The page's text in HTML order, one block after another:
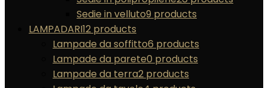
Sedie in velluto9 products
LAMPADARI12 products
Lampade da soffitto6 products
Lampade da parete0 products
Lampade da terra2 products